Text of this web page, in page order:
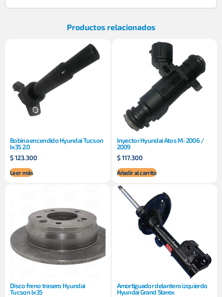
Productos relacionados
Bobina encendido Hyundai Tucson
Ix35 2.0
$123.300
Leer más
Inyector Hyundai Atos M-2006 /
2009
$117.300
Añadir al carrito
Disco freno trasero Hyundai
Tucson Ix35
Amortiguador delantero izquierdo
Hyundai Grand Starex